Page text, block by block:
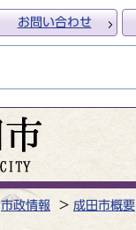
お問い合わせ
市政情報 成田市概要